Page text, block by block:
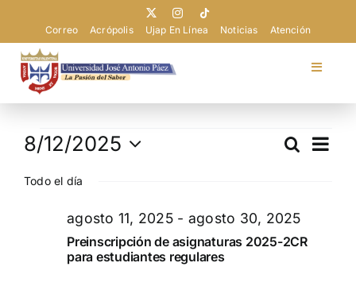
contenido
Correo Acrópolis Ujap En Línea Noticias Atención
Toggle
Pregrado
Postgrado
Eventos
en
2025
y
vistas
Buscar
Día
8/12/2025
la
Todo el día
Preinscripción de asignaturas 2025-2CR
para estudiantes regulares
agosto 11, 2025- agosto 30, 2025